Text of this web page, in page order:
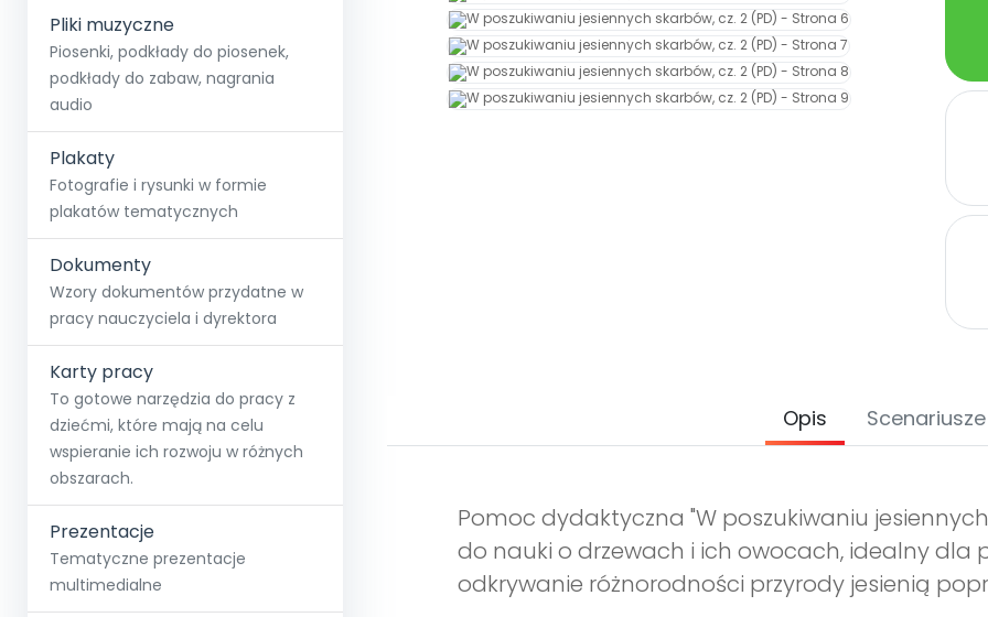
Pliki muzyczne
Piosenki, podkłady do piosenek,
podkłady do zabaw, nagrania
audio
Plakaty
Fotografie i rysunki w formie
plakatów tematycznych
Dokumenty
Wzory dokumentów przydatne w
pracy nauczyciela i dyrektora
Karty pracy
To gotowe narzędzia do pracy z
dziećmi, które mają na celu
wspieranie ich rozwoju w różnych
obszarach.
Prezentacje
Tematyczne prezentacje
multimedialne
Opis
Pomoc dydaktyczna "W poszukiwaniu
do nauki o drzewach i ich owocach, idealny dla
odkrywanie różnorodności przyrody jesienią